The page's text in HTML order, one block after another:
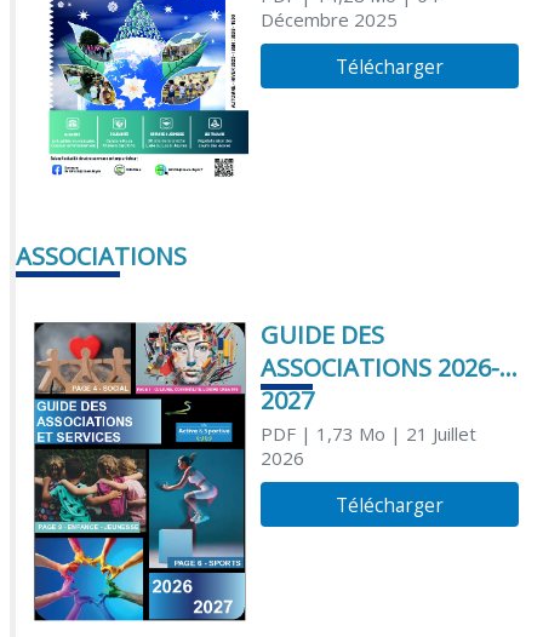
Décembre 2025
Télécharger
ASSOCIATIONS
GUIDE DES
ASSOCIATIONS 2026-
2027
PDF| 1,73 Mo | 21 Juillet
2026
Télécharger